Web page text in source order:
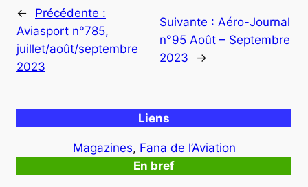
←
Précédente :
Aviasport n°785,
juillet/août/septembre
2023
Suivante : Aéro-Journal
n°95 Août – Septembre
2023
→
Liens
Magazines, Fana de l’Aviation
En bref